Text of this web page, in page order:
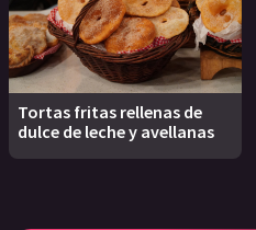
Tortas fritas rellenas de
dulce de leche y avellanas